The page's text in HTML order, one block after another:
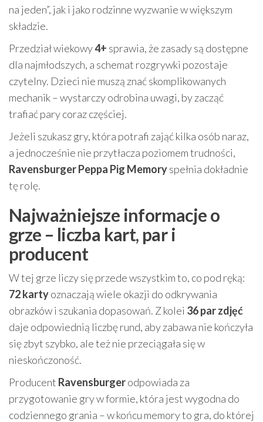
na jeden”, jak i jako rodzinne wyzwanie w większym
składzie.
Przedział wiekowy4+ sprawia, że zasady są dostępne
dla najmłodszych, a schemat rozgrywki pozostaje
czytelny. Dzieci nie muszą znać skomplikowanych
mechanik – wystarczy odrobina uwagi, by zacząć
trafiać pary coraz częściej.
Jeżeli szukasz gry, która potrafi zająć kilka osób naraz,
a jednocześnie nie przytłacza poziomem trudności,
Ravensburger Peppa Pig Memoryspełnia dokładnie
tę rolę.
Najważniejsze informacje o
grze – liczba kart, par i
producent
W tej grze liczy się przede wszystkim to, co pod ręką:
72 kartyoznaczają wiele okazji do odkrywania
obrazków i szukania dopasowań. Z kolei 36 par zdjęć
daje odpowiednią liczbę rund, aby zabawa nie kończyła
się zbyt szybko, ale też nie przeciągała się w
nieskończoność.
Producent Ravensburgerodpowiada za
przygotowanie gry w formie, która jest wygodna do
codziennego grania – w końcu memory to gra, do której